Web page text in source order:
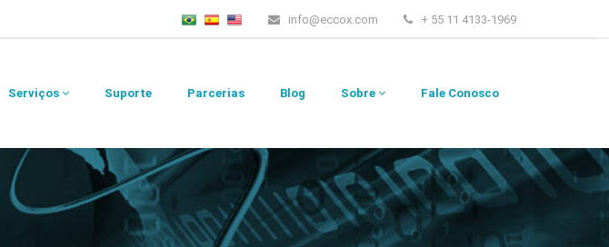
info@eccox.com + 55 11 4133-1969
Serviços Suporte Parcerias Blog Sobre Fale Conosco